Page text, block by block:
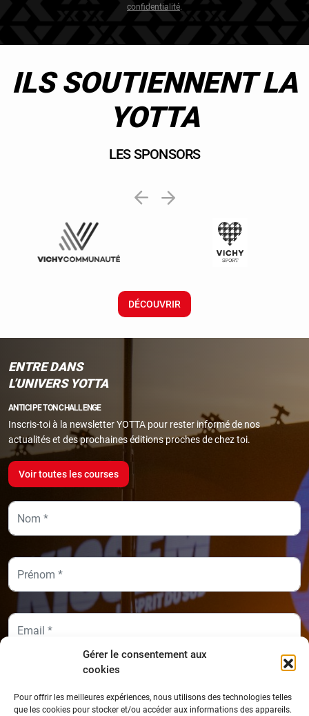
Gérer le consentement aux
cookies
Pour offrir les meilleures expériences, nous utilisons des technologies telles
que les cookies pour stocker et/ou accéder aux informations des appareils.
confidentialité.
ILS SOUTIENNENT LA
YOTTA
LES SPONSORS
DÉCOUVRIR
ENTRE DANS
L’UNIVERS YOTTA
ANTICIPE TON CHALLENGE
Inscris-toi à la newsletter YOTTA pour rester informé de nos
actualités et des prochaines éditions proches de chez toi.
Voir toutes les courses